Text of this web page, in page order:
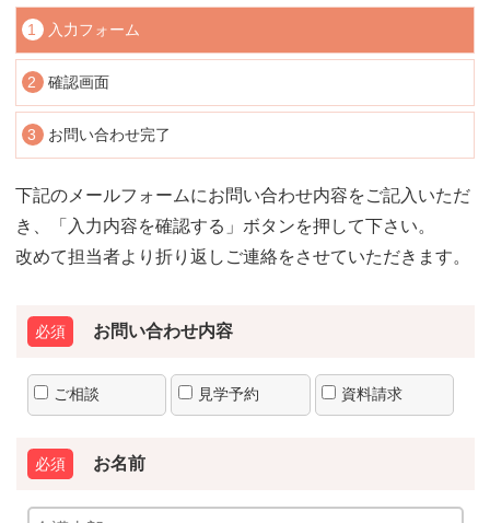
1 入力フォーム
2 確認画面
3 お問い合わせ完了
下記のメールフォームにお問い合わせ内容をご記入いただ
き、「入力内容を確認する」ボタンを押して下さい。
改めて担当者より折り返しご連絡をさせていただきます。
お問い合わせ内容
ご相談 見学予約 資料請求
お名前